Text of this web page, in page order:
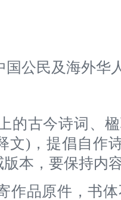
国公民及海外华
的古今诗词、
文)，提倡自作
本，要保持内
作品原件，书